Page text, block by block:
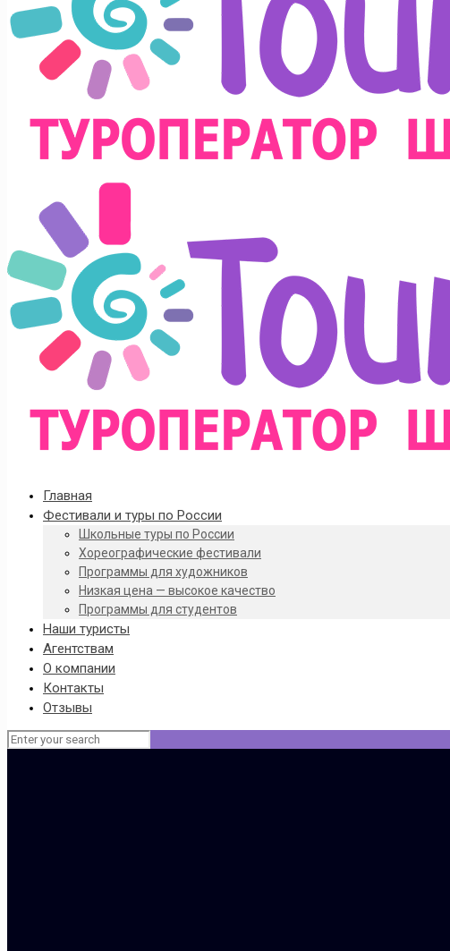
Главная
Фестивали и туры по России
Школьные туры по России
Хореографические фестивали
Программы для художников
Низкая цена — высокое качество
Программы для студентов
Наши туристы
Агентствам
О компании
Контакты
Отзывы